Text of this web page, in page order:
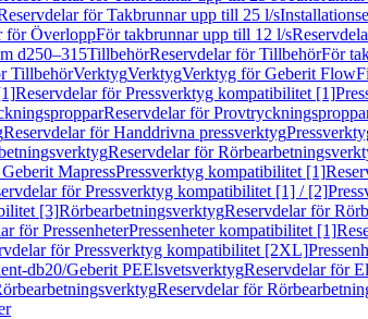
för Takbrunnar upp till 25 l/s
för ÖverloppFör takbrunnar upp till 12 l/s
d250–315TillbehörReservdelar för TillbehörFör
TillbehörVerktygVerktygVerktyg för Geberit
Reservdelar för Pressverktyg kompatibilitet [1]
Reservdelar för
Reservdelar för Handdrivna pressverktyg
Reservdelar för
MapressPressverktyg kompatibilitet [1]
för Pressverktyg kompatibilitet [1] / [2]
[3]RörbearbetningsverktygReservdelar för
för PressenheterPressenheter kompatibilitet [1]
för Pressverktyg kompatibilitet [2XL]
db20/Geberit PEElsvetsverktygReservdelar för
Reservdelar för